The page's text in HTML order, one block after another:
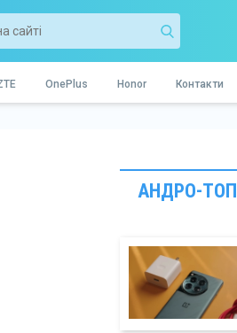
OnePlus Honor Контакти
АНДРО-ТОП